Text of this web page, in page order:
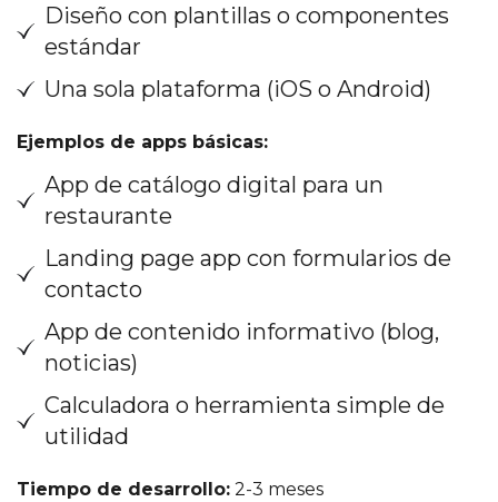
Diseño con plantillas o componentes
estándar
Una sola plataforma (iOS o Android)
Ejemplos de apps básicas:
App de catálogo digital para un
restaurante
Landing page app con formularios de
contacto
App de contenido informativo (blog,
noticias)
Calculadora o herramienta simple de
utilidad
Tiempo de desarrollo: 2-3 meses